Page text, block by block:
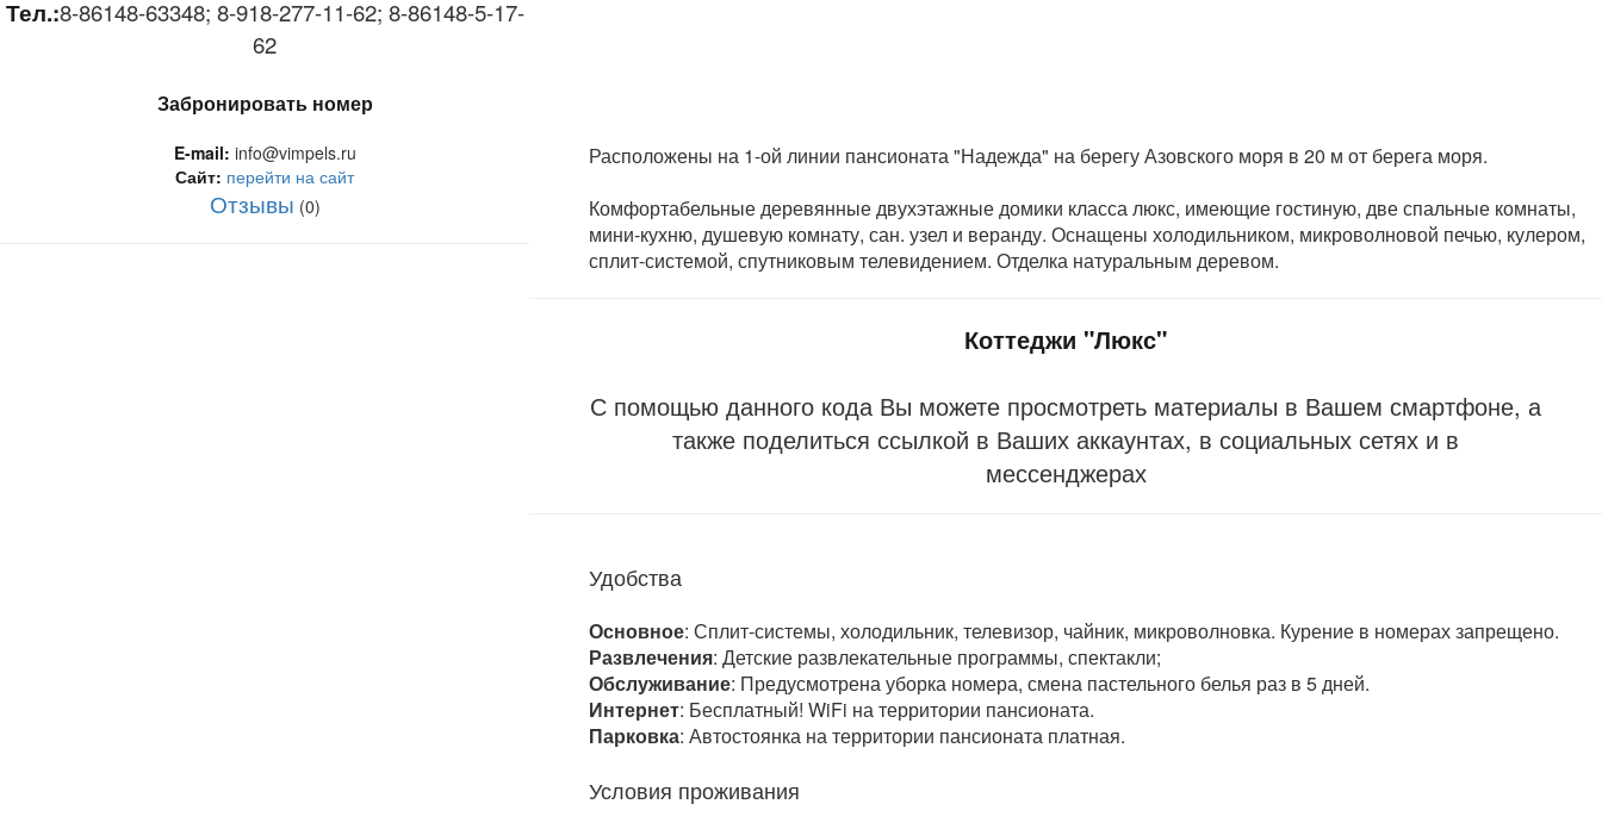
Расположены на 1-ой линии пансионата "Надежда" на берегу Азовского моря в 20 м от берега моря.
Комфортабельные деревянные двухэтажные домики класса люкс, имеющие гостиную, две спальные комнаты,
мини-кухню, душевую комнату, сан. узел и веранду. Оснащены холодильником, микроволновой печью, кулером,
сплит-системой, спутниковым телевидением. Отделка натуральным деревом.
Коттеджи "Люкс"
С помощью данного кода Вы можете просмотреть материалы в Вашем смартфоне, а
также поделиться ссылкой в Ваших аккаунтах, в социальных сетях и в
мессенджерах
Удобства
Основное: Сплит-системы, холодильник, телевизор, чайник, микроволновка. Курение в номерах запрещено.
Развлечения: Детские развлекательные программы, спектакли;
Обслуживание: Предусмотрена уборка номера, смена пастельного белья раз в 5 дней.
Интернет: Бесплатный! WiFi на территории пансионата.
Парковка: Автостоянка на территории пансионата платная.
Условия проживания
Тел.:8-86148-63348; 8-918-277-11-62; 8-86148-5-17-
62
Забронировать номер
E-mail: info@vimpels.ru
Сайт: перейти на сайт
Отзывы (0)